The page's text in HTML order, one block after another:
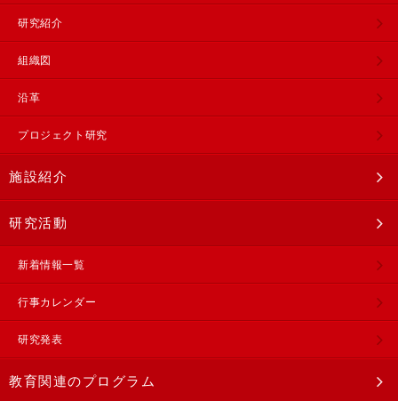
研究紹介
組織図
沿革
プロジェクト研究
施設紹介
研究活動
新着情報一覧
行事カレンダー
研究発表
教育関連のプログラム